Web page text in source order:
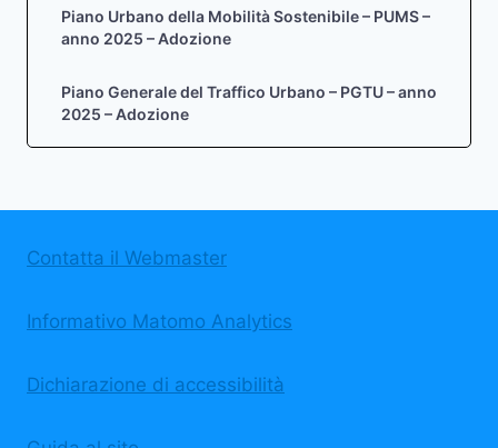
Piano Urbano della Mobilità Sostenibile – PUMS –
anno 2025 – Adozione
Piano Generale del Traffico Urbano – PGTU – anno
2025 – Adozione
Contatta il Webmaster
Informativo Matomo Analytics
Dichiarazione di accessibilità